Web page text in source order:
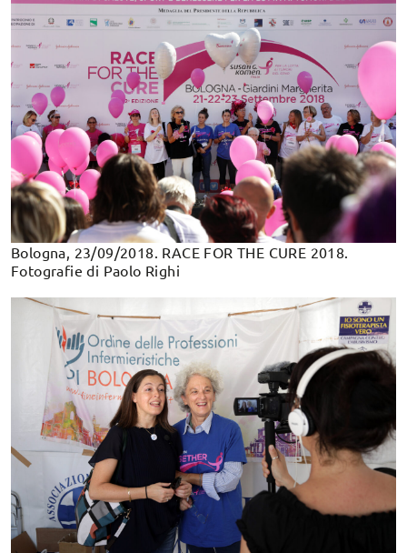
Bologna, 23/09/2018. RACE FOR THE CURE 2018.
Fotografie di Paolo Righi